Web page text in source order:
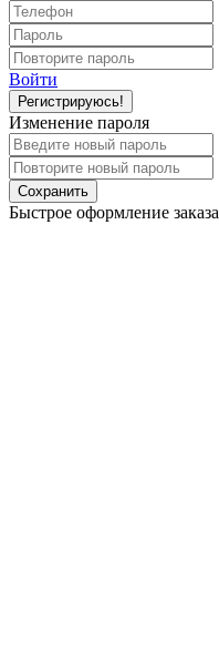
Войти
Регистрируюсь!
Изменение пароля
Сохранить
Быстрое оформление заказа